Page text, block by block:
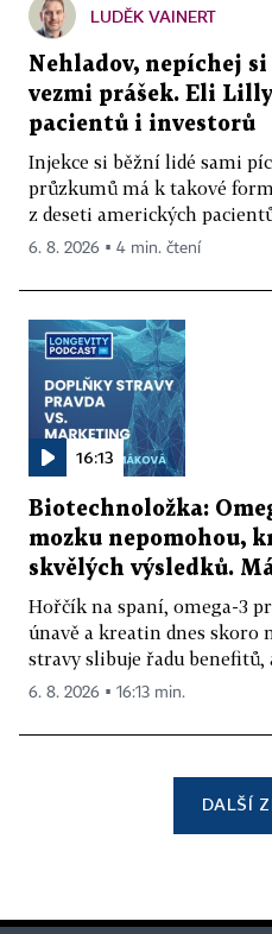
LUDĚK VAINERT
Nehladov, nepíchej
vezmi prášek. Eli
pacientů i investorů
Injekce si běžní lidé sami
průzkumů má k takové
z deseti amerických
6. 8. 2026 ▪ 4 min. čtení
16:13
Biotechnoložka:
mozku nepomohou,
skvělých výsledků.
Hořčík na spaní, omega-3
únavě a kreatin dnes skoro
stravy slibuje řadu benefitů,
6. 8. 2026 ▪ 16:13 min.
DALŠÍ